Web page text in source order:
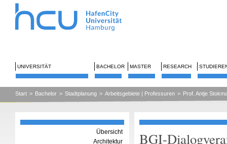
UNIVERSITÄT BACHELOR MASTER RESEARCH
Start > Bachelor > Stadtplanung > Arbeitsgebiete | Professuren > Prof. Antje
Übersicht
Architektur
BGI-